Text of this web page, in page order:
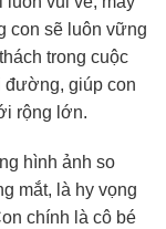
con sẽ luôn vững
trong cuộc
đường, giúp con
rộng lớn.
hình ảnh so
mắt, là hy vọng
chính là cô bé